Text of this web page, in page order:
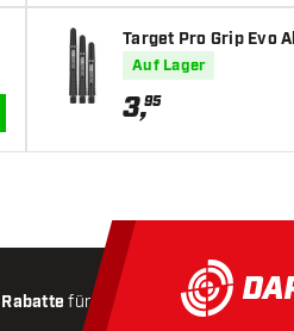
IN DEN WARENKORB
Target Pro Grip Evo
Auf Lager
3,95
Rabatte für Kunden